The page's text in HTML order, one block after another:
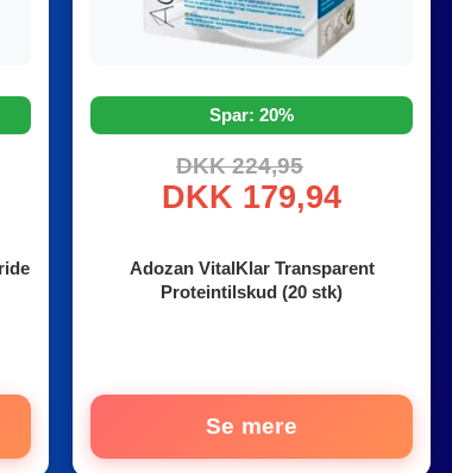
Spar: 20%
DKK 224,95
DKK 179,94
Adozan VitalKlar Transparent
Proteintilskud (20 stk)
Se mere